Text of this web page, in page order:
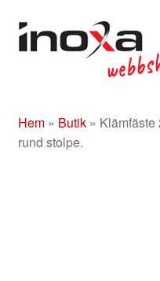
Hoppa
till
Hoppa
till
Om
Hem» Butik» Klämfäste
rund stolpe.